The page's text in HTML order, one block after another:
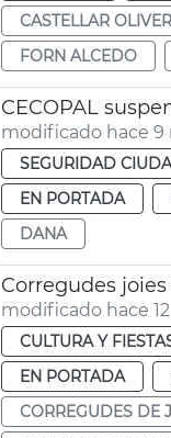
CASTELLAR
FORN ALCEDO
CECOPAL
modificado hace 9
SEGURIDAD
EN PORTADA
DANA
Corregudes
modificado hace
CULTURA Y
EN PORTADA
CORREGUDES DE